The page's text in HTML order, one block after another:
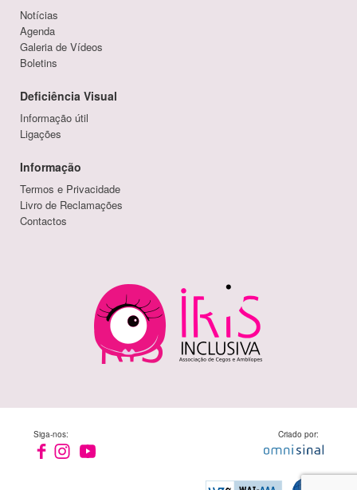
Notícias
Agenda
Galeria de Vídeos
Boletins
Deficiência Visual
Informação útil
Ligações
Informação
Termos e Privacidade
Livro de Reclamações
Contactos
Criado por:
Siga-nos: